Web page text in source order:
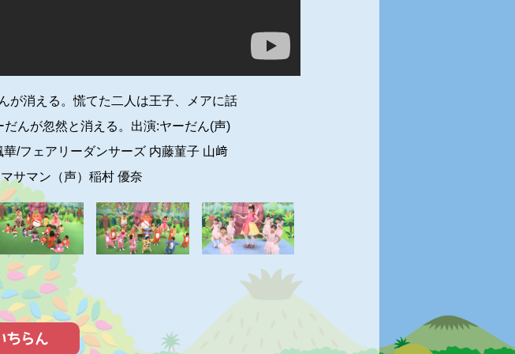
が消える。慌てた二人は王子、メアに話
んが忽然と消える。出演:ヤーだん(声)
/フェアリーダンサーズ 内藤菫子 山﨑
サマン（声）稲村 優奈
ちらん